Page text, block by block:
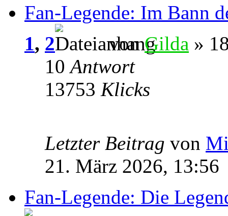
Fan-Legende: Im Bann
1, 2 vonGilda »
10Antwort
13753 Klicks
Letzter Beitrag von
21. März 2026, 13:56
Fan-Legende: Die